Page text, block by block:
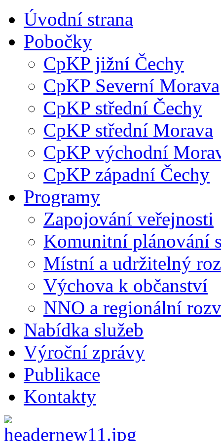
Úvodní strana
Pobočky
CpKP jižní Čechy
CpKP Severní Morava
CpKP střední Čechy
CpKP střední Morava
CpKP východní
CpKP západní Čechy
Programy
Zapojování veřejnosti
Komunitní plánování
Místní a udržitelný
Výchova k občanství
NNO a regionální
Nabídka služeb
Výroční zprávy
Publikace
Kontakty